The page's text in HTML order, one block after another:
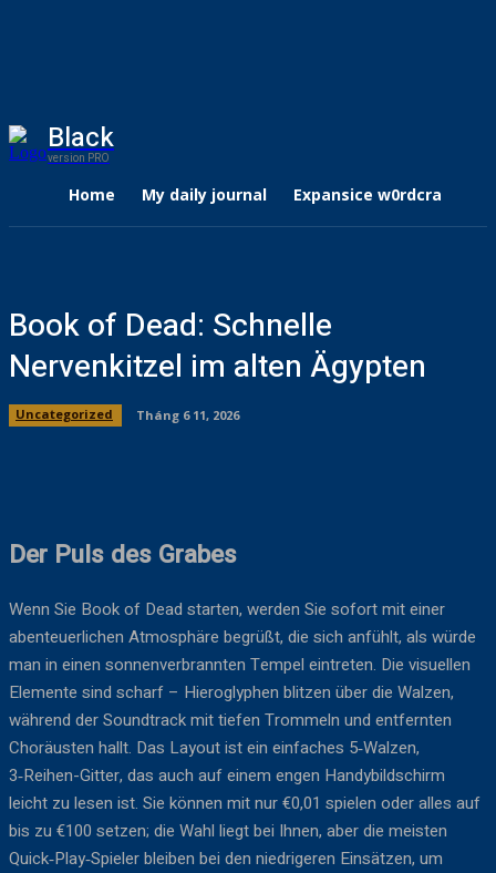
Black
version PRO
Home My daily journal Expansice w0rdcraft
Book of Dead: Schnelle
Nervenkitzel im alten Ägypten
Uncategorized Tháng 6 11, 2026
Der Puls des Grabes
Wenn Sie Book of Dead starten, werden Sie sofort mit einer
abenteuerlichen Atmosphäre begrüßt, die sich anfühlt, als würde
man in einen sonnenverbrannten Tempel eintreten. Die visuellen
Elemente sind scharf – Hieroglyphen blitzen über die Walzen,
während der Soundtrack mit tiefen Trommeln und entfernten
Choräusten hallt. Das Layout ist ein einfaches 5‑Walzen,
3‑Reihen-Gitter, das auch auf einem engen Handybildschirm
leicht zu lesen ist. Sie können mit nur €0,01 spielen oder alles auf
bis zu €100 setzen; die Wahl liegt bei Ihnen, aber die meisten
Quick‑Play‑Spieler bleiben bei den niedrigeren Einsätzen, um